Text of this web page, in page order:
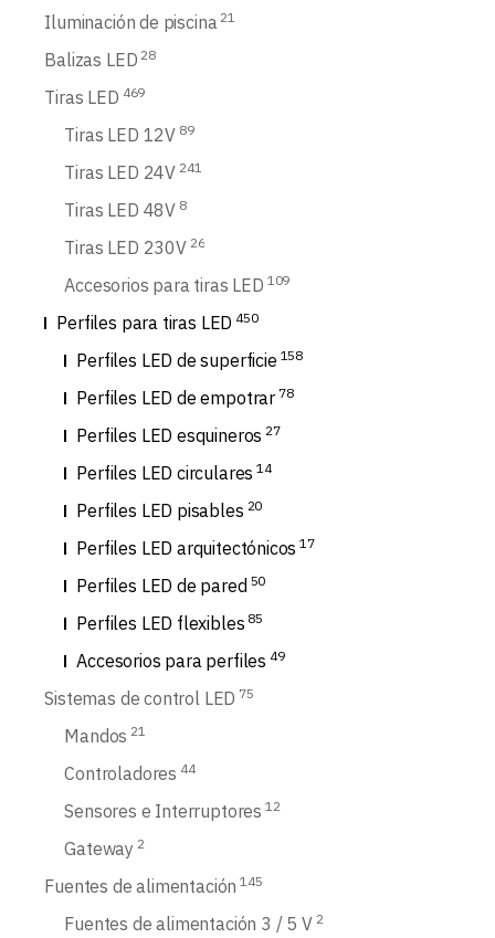
Iluminación de piscina 21
Balizas LED 28
Tiras LED 469
Tiras LED 12V 89
Tiras LED 24V 241
Tiras LED 48V 8
Tiras LED 230V 26
Accesorios para tiras LED 109
Perfiles para tiras LED 450
Perfiles LED de superficie 158
Perfiles LED de empotrar 78
Perfiles LED esquineros 27
Perfiles LED circulares 14
Perfiles LED pisables 20
Perfiles LED arquitectónicos 17
Perfiles LED de pared 50
Perfiles LED flexibles 85
Accesorios para perfiles 49
Sistemas de control LED 75
Mandos 21
Controladores 44
Sensores e Interruptores 12
Gateway 2
Fuentes de alimentación 145
Fuentes de alimentación 3 / 5 V 2